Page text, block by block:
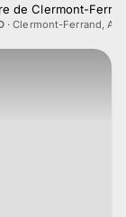
de Clermont-
·Clermont-Ferrand,